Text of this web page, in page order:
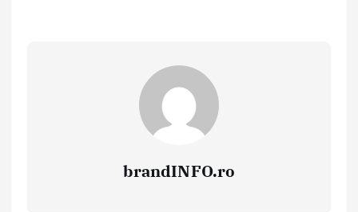
brandINFO.ro